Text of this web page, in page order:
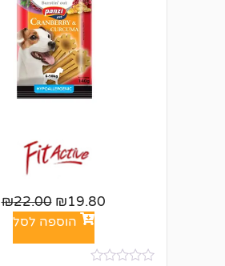
₪19.80
₪22.00
הוספה לסל